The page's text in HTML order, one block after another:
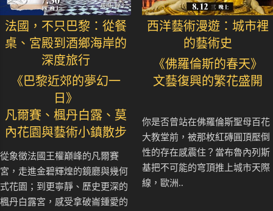
法國，不只巴黎：從餐
桌、宮殿到酒鄉海岸的
深度旅行
《巴黎近郊的夢幻一
日》
凡爾賽、楓丹白露、莫
內花園與藝術小鎮散步
從象徵法國王權巔峰的凡爾賽
宮，走進金碧輝煌的鏡廳與幾何
式花園；到更寧靜、歷史更深的
楓丹白露宮，感受拿破崙鍾愛的
西洋藝術漫遊：城市裡
的藝術史
《佛羅倫斯的春天》
文藝復興的繁花盛開
你是否曾站在佛羅倫斯聖母百花
大教堂前，被那枚紅磚圓頂壓倒
性的存在感震住？當布魯內列斯
基把不可能的穹頂推上城市天際
線，歐洲..